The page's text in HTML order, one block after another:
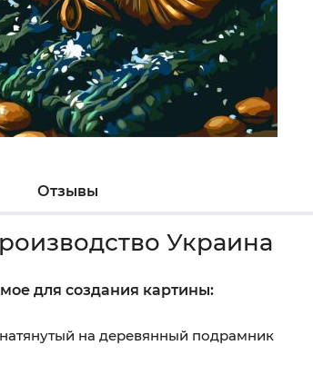
Отзывы
Украина
для создания картины:
на деревянный подрамник